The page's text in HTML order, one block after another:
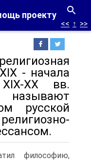
проекту
<< ↑ >>
- начала
XX вв.
русской
философию,